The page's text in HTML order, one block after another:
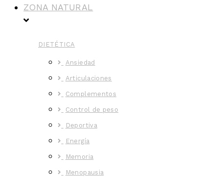
ZONA NATURAL
DIETÉTICA
Ansiedad
Articulaciones
Complementos
Control de peso
Deportiva
Energía
Memoria
Menopausia